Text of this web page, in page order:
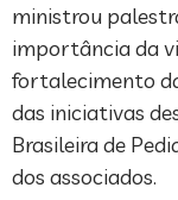
ministrou
importância da
fortalecimento
das iniciativas
Brasileira de
dos associados.